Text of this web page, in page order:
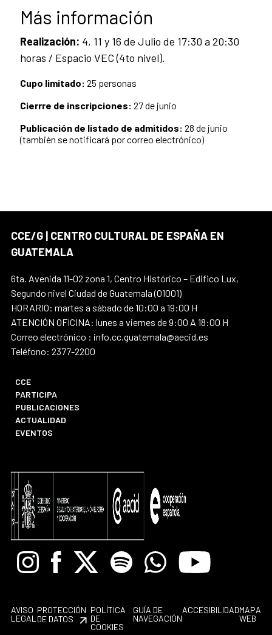
Más información
Realización: 4, 11 y 16 de Julio de 17:30 a 20:30
horas / Espacio VEC (4to nivel).
Cupo limitado: 25 personas
Cierrre de inscripciones: 27 de junio
Publicación de listado de admitidos: 28 de junio
(también se notificará por correo electrónico)
CCE/G | CENTRO CULTURAL DE ESPAÑA EN
GUATEMALA
6ta. Avenida 11-02 zona 1, Centro Histórico – Edifico Lux,
Segundo nivel Ciudad de Guatemala (01001)
HORARIO: martes a sábado de 10:00 a 19:00 H
ATENCIÓN OFICINA: lunes a viernes de 9:00 A 18:00 H
Correo electrónico : info.cc.guatemala@aecid.es
Teléfono: 2377-2200
CCE
PARTICIPA
PUBLICACIONES
ACTUALIDAD
EVENTOS
InstagramFacebook
X Spotify WhatsappYoutube
AVISO
LEGAL
PROTECCIÓN
DE DATOS
POLÍTICA
DE
COOKIES
GUÍA DE
NAVEGACIÓN
ACCESIBILIDADMAPA
WEB